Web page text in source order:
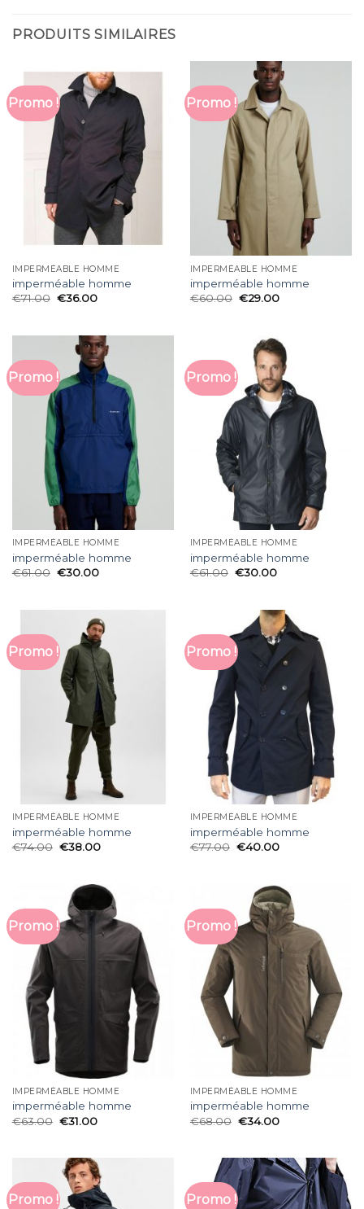
PRODUITS SIMILAIRES
Promo !
IMPERMÉABLE HOMME
imperméable homme
€71.00 €36.00
Promo !
IMPERMÉABLE HOMME
imperméable homme
€60.00 €29.00
Promo !
IMPERMÉABLE HOMME
imperméable homme
€61.00 €30.00
Promo !
IMPERMÉABLE HOMME
imperméable homme
€61.00 €30.00
Promo !
IMPERMÉABLE HOMME
imperméable homme
€74.00 €38.00
Promo !
IMPERMÉABLE HOMME
imperméable homme
€77.00 €40.00
Promo !
IMPERMÉABLE HOMME
imperméable homme
€63.00 €31.00
Promo !
IMPERMÉABLE HOMME
imperméable homme
€68.00 €34.00
Promo ! Promo !